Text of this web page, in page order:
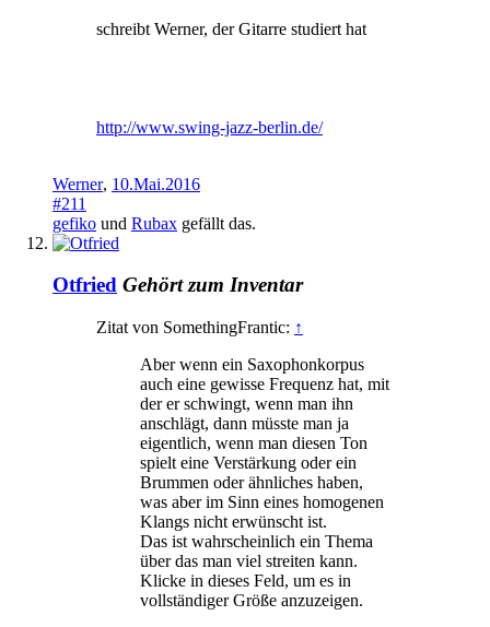
schreibt Werner, der Gitarre studiert hat
http://www.swing-jazz-berlin.de/
Werner, 10.Mai.2016
#211
gefiko und Rubax gefällt das.
Otfried Gehört zum Inventar
Zitat von SomethingFrantic: ↑
Aber wenn ein Saxophonkorpus
auch eine gewisse Frequenz hat, mit
der er schwingt, wenn man ihn
anschlägt, dann müsste man ja
eigentlich, wenn man diesen Ton
spielt eine Verstärkung oder ein
Brummen oder ähnliches haben,
was aber im Sinn eines homogenen
Klangs nicht erwünscht ist.
Das ist wahrscheinlich ein Thema
über das man viel streiten kann.
Klicke in dieses Feld, um es in
vollständiger Größe anzuzeigen.